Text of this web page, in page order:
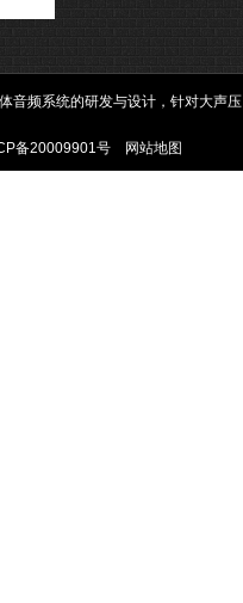
音频系统的研发与设计，针对大
备20009901号 网站地图